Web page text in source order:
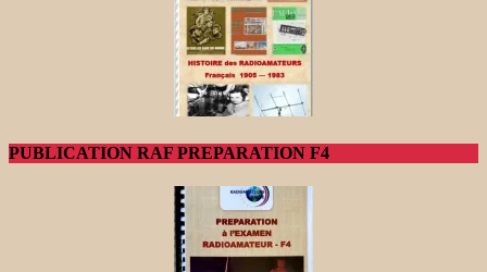
PUBLICATION RAF PREPARATION F4